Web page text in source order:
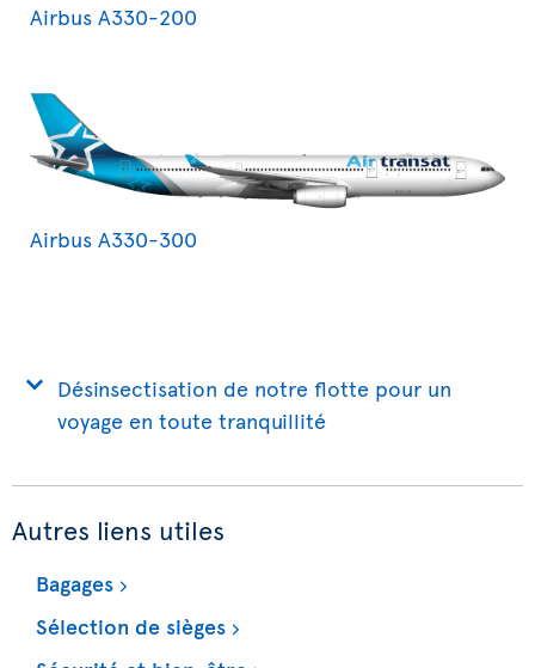
Airbus A330-200
Airbus A330-300
Désinsectisation de notre flotte pour un
voyage en toute tranquillité
Autres liens utiles
Bagages
Sélection de sièges